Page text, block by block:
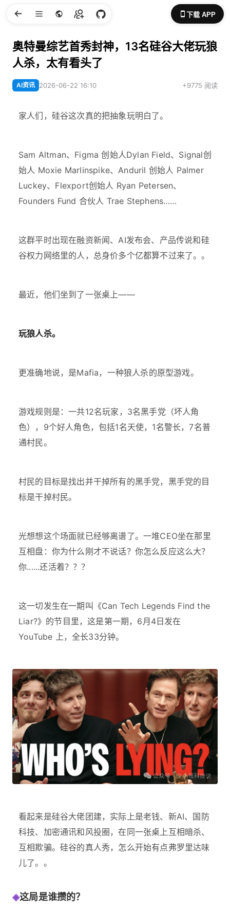
下载 APP
奥特曼综艺首秀封神，13名硅谷大佬玩狼
人杀，太有看头了
AI资讯 2026-06-22 16:10 +9775 阅读
家人们，硅谷这次真的把抽象玩明白了。
Sam Altman、Figma 创始人Dylan Field、Signal创
始人 Moxie Marlinspike、Anduril 创始人 Palmer
Luckey、Flexport创始人 Ryan Petersen、
Founders Fund 合伙人 Trae Stephens……
这群平时出现在融资新闻、AI发布会、产品传说和硅
谷权力网络里的人，总身价多个亿都算不过来了。。
最近，他们坐到了一张桌上——
玩狼人杀。
更准确地说，是Mafia，一种狼人杀的原型游戏。
游戏规则是：一共12名玩家，3名黑手党（坏人角
色），9个好人角色，包括1名天使，1名警长，7名普
通村民。
村民的目标是找出并干掉所有的黑手党，黑手党的目
标是干掉村民。
光想想这个场面就已经够离谱了。一堆CEO坐在那里
互相盘：你为什么刚才不说话？你怎么反应这么大？
你......还活着？？？
这一切发生在一期叫《Can Tech Legends Find the
Liar?》的节目里，这是第一期，6月4日发在
YouTube 上，全长33分钟。
看起来是硅谷大佬团建，实际上是老钱、新AI、国防
科技、加密通讯和风投圈，在同一张桌上互相暗杀、
互相欺骗。硅谷的真人秀，怎么开始有点弗罗里达味
儿了。。
◈这局是谁攒的？